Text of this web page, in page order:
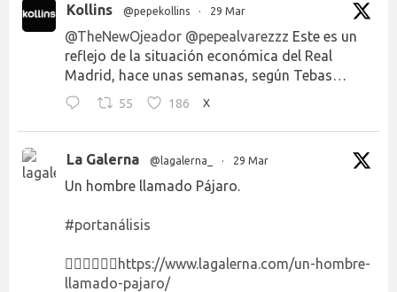
Kollins @pepekollins · 29 Mar
@TheNewOjeador @pepealvarezzz Este es un
reflejo de la situación económica del Real
Madrid, hace unas semanas, según Tebas…
55 186 X
La Galerna @lagalerna_ · 29 Mar
Un hombre llamado Pájaro.
#portanálisis
👉🏻👉🏻👉🏻 https://www.lagalerna.com/un-hombre-
llamado-pajaro/